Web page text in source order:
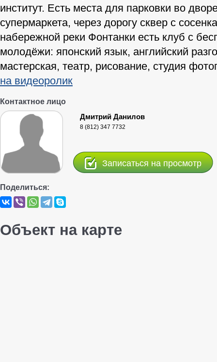
институт. Есть места для парковки во
супермаркета, через дорогу сквер с
набережной реки Фонтанки есть клуб с
молодёжи: японский язык, английский
мастерская, театр, рисование, студия
на видеоролик
Контактное лицо
Дмитрий Данилов
8 (812) 347 7732
Записаться на просмотр
Поделиться:
Объект на карте